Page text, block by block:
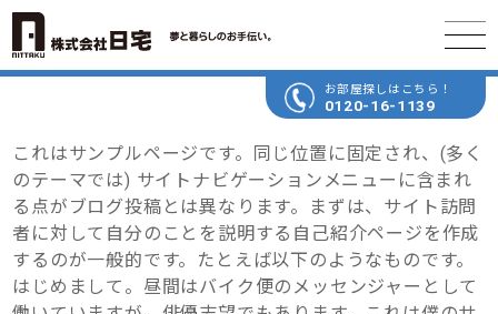
お部屋探しはこちら！
0120-16-1139
これはサンプルページです。同じ位置に固定され、(多く
のテーマでは) サイトナビゲーションメニューに含まれ
る点がブログ投稿とは異なります。まずは、サイト訪問
者に対して自分のことを説明する自己紹介ページを作成
するのが一般的です。たとえば以下のようなものです。
はじめまして。昼間はバイク便のメッセンジャーとして